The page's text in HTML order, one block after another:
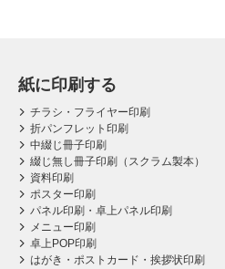
紙に印刷する
チラシ・フライヤー印刷
折パンフレット印刷
中綴じ冊子印刷
綴じ無し冊子印刷（スクラム製本）
資料印刷
ポスター印刷
パネル印刷・卓上パネル印刷
メニュー印刷
卓上POP印刷
はがき・ポストカード・挨拶状印刷